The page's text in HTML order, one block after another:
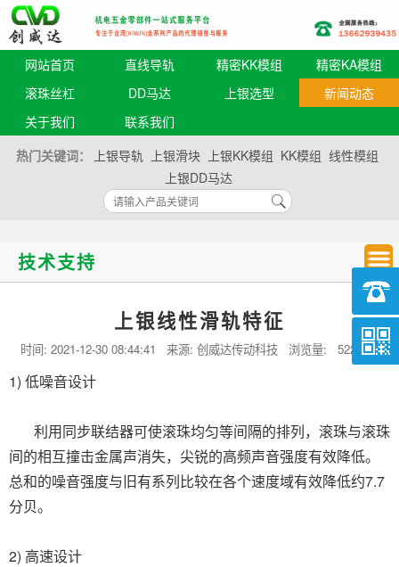
网站首页 直线导轨 精密KK模组
精密KA模组
滚珠丝杠
DD马达 上银选型
新闻动态
关于我们
联系我们
热门关键词：
上银导轨 上银滑块 上银KK模组 KK模组 线性模组
上银DD马达
技术支持
上银线性滑轨特征
时间: 2021-12-30 08:44:41 来源: 创威达传动科技 浏览量: 522 次
1) 低噪音设计
利用同步联结器可使滚珠均匀等间隔的排列，滚珠与滚珠
间的相互撞击金属声消失，尖锐的高频声音强度有效降低。
总和的噪音强度与旧有系列比较在各个速度域有效降低约7.7
分贝。
2) 高速设计